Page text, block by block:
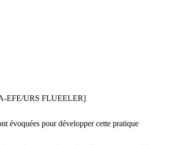
EFE/URS FLUEELER]
évoquées pour développer cette pratique